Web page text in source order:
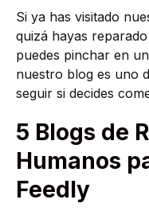
Si ya has visitado
quizá hayas
puedes pinchar en
nuestro blog es uno
seguir si decides
5 Blogs de
Humanos
Feedly